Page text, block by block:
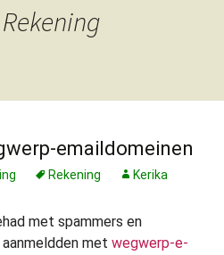
emaildomeinen
Rekening Kerika
met spammers en
met wegwerp-e-